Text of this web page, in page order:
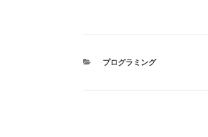
e
b
er
カ
プログラミング